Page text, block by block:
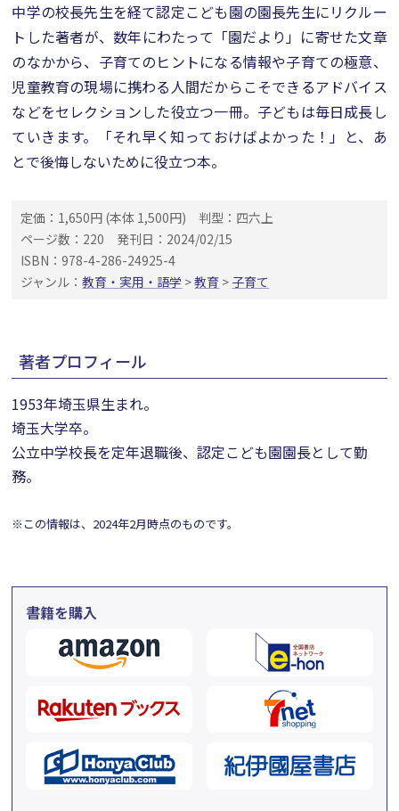
中学の校長先生を経て認定こども園の園長先生にリクルー
トした著者が、数年にわたって「園だより」に寄せた文章
のなかから、子育てのヒントになる情報や子育ての極意、
児童教育の現場に携わる人間だからこそできるアドバイス
などをセレクションした役立つ一冊。子どもは毎日成長し
ていきます。「それ早く知っておけばよかった！」と、あ
とで後悔しないために役立つ本。
定価：1,650円 (本体 1,500円)
判型：四六上
ページ数：220
発刊日：2024/02/15
ISBN：978-4-286-24925-4
ジャンル：教育・実用・語学 >教育 > 子育て
著者プロフィール
1953年埼玉県生まれ。
埼玉大学卒。
公立中学校長を定年退職後、認定こども園園長として勤
務。
※この情報は、2024年2月時点のものです。
書籍を購入